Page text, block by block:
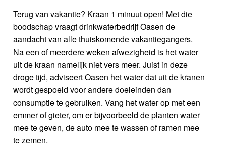
Terug van vakantie? Kraan 1 minuut open! Met die
boodschap vraagt drinkwaterbedrijf Oasen de
aandacht van alle thuiskomende vakantiegangers.
Na een of meerdere weken afwezigheid is het water
uit de kraan namelijk niet vers meer. Juist in deze
droge tijd, adviseert Oasen het water dat uit de kranen
wordt gespoeld voor andere doeleinden dan
consumptie te gebruiken. Vang het water op met een
emmer of gieter, om er bijvoorbeeld de planten water
mee te geven, de auto mee te wassen of ramen mee
te zemen.